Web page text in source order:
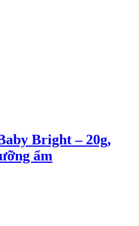
Bright – 20g,
ẩm